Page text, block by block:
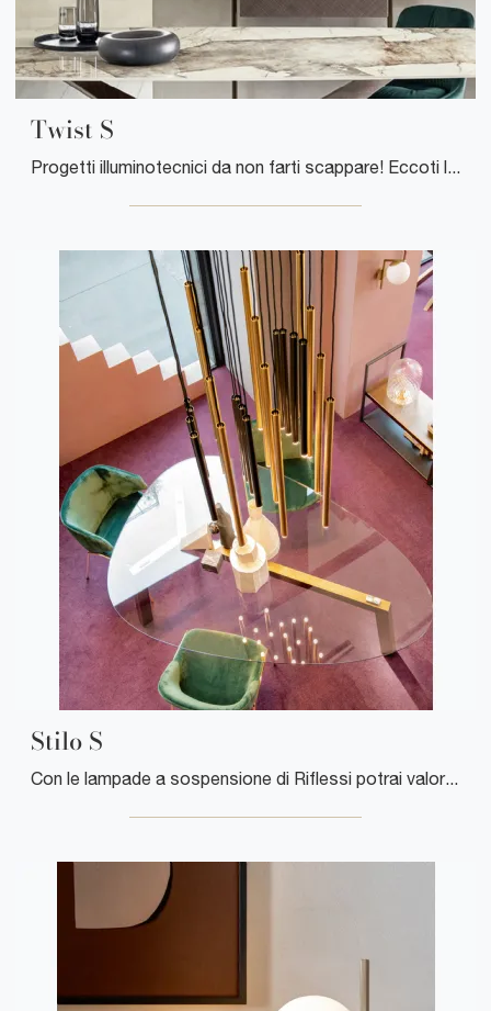
Twist S
Progetti illuminotecnici da non farti scappare! Eccoti la lampada a sospensione Twist S di Riflessi.
Stilo S
Con le lampade a sospensione di Riflessi potrai valorizzare i tuoi locali: clicca e scopri Stilo S!